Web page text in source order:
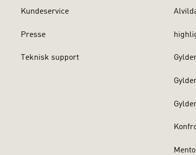
Kundeservice
Presse
Teknisk support